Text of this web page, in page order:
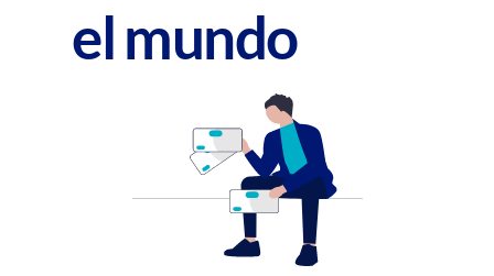
el mundo